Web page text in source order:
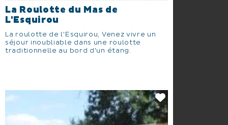
La Roulotte du Mas de
L'Esquirou
La roulotte de l'Esquirou, Venez vivre un
séjour inoubliable dans une roulotte
traditionnelle au bord d'un étang.